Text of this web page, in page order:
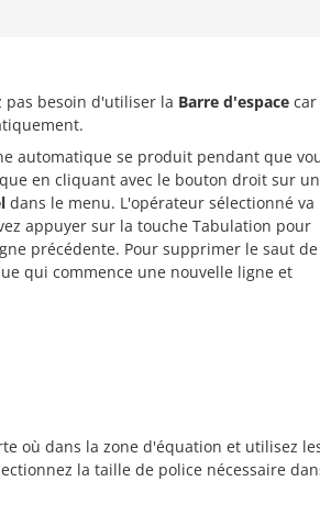
pas besoin d'utiliser la Barre d'espace car
automatique se produit pendant que
en cliquant avec le bouton droit sur un
dans le menu. L'opérateur sélectionné va
appuyer sur la touche Tabulation pour
précédente. Pour supprimer le saut de
qui commence une nouvelle ligne et
où dans la zone d'équation et utilisez
la taille de police nécessaire